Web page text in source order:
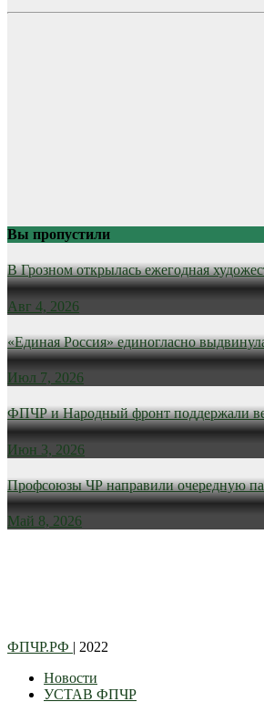
Вы пропустили
В Грозном открылась ежегодная
Авг 4, 2026
«Единая Россия» единогласно
Июл 7, 2026
ФПЧР и Народный фронт поддержали
Июн 3, 2026
Профсоюзы ЧР направили очередную
Май 8, 2026
ФПЧР.РФ | 2022
Новости
УСТАВ ФПЧР